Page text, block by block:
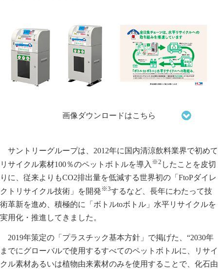
画像ダウンロードはこちら
サントリーグループは、2012年に国内清涼飲料業界で初めて
リサイクル素材100％のペットボトルを導入 ※2 したことを皮切
りに、従来よりもCO2排出量を低減する世界初の「FtoPダイレ
クトリサイクル技術」を開発 ※3するなど、長年にわたって技
術革新を進め、積極的に「ボトルtoボトル」水平リサイクルを
実用化・推進してきました。
2019年策定の「プラスチック基本方針」で掲げた、“2030年
までにグローバルで使用するすべてのペットボトルに、リサイ
クル素材あるいは植物由来素材のみを使用することで、化石由